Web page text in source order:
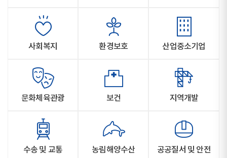
사회복지 환경보호 산업중소기업
문화체육관광 보건 지역개발
수송 및 교통 농림해양수산 공공질서 및 안전